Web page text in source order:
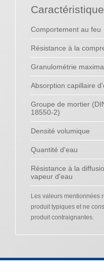
Comportement au feu
Résistance à la
Granulométrie
Absorption capillaire
Groupe de mortier
18550-2)
Densité volumique
Quantité d'eau
Résistance à la
vapeur d'eau
Les valeurs mentionnées
produit typiques et ne
produit contraignantes.